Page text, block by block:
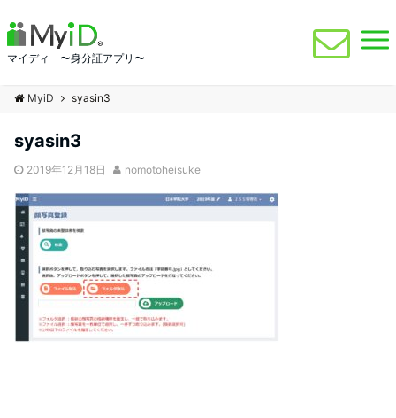
マイディ 〜身分証アプリ〜
MyiD syasin3
syasin3
2019年12月18日 nomotoheisuke